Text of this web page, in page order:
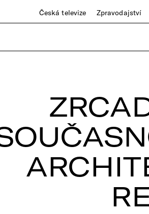
Česká televize Zpravodajství